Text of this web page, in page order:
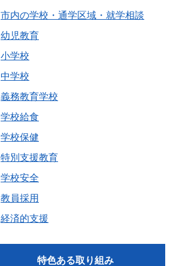
市内の学校・通学区域・就学相談
幼児教育
小学校
中学校
義務教育学校
学校給食
学校保健
特別支援教育
学校安全
教員採用
経済的支援
特色ある取り組み